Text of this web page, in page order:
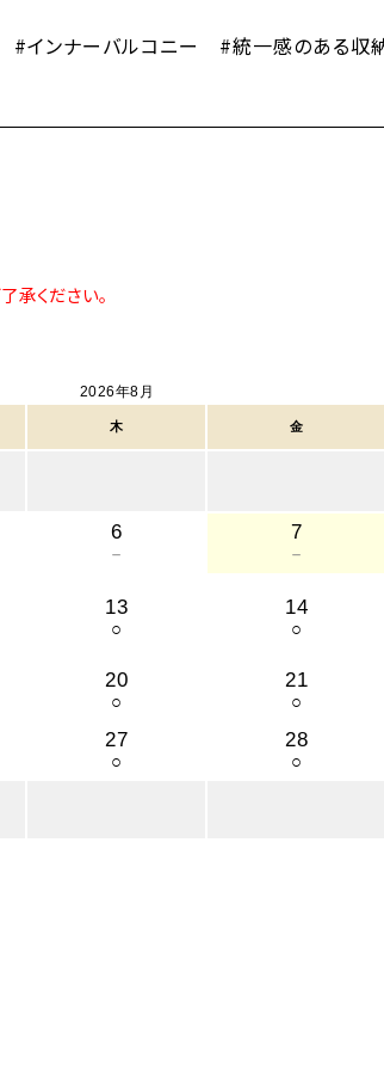
#インナーバルコニー #統一感のある収
承ください。
2026年8月
木 金
6
－
7
－
13
○
14
○
20
○
21
○
27
○
28
○